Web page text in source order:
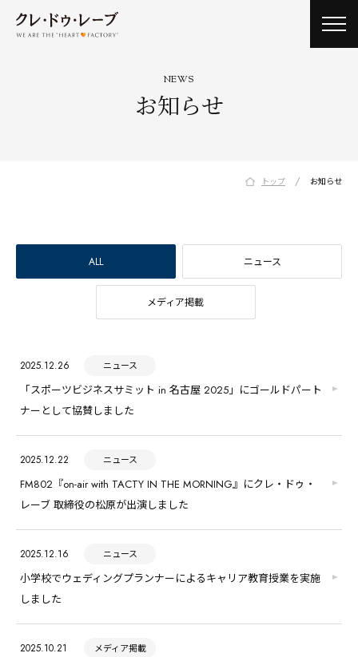
NEWS
お知らせ
トップ / お知らせ
ALL ニュース
メディア掲載
2025.12.26 ニュース
「スポーツビジネスサミット in 名古屋 2025」にゴールドパート
ナーとして協賛しました
2025.12.22 ニュース
FM802『on-air with TACTY IN THE MORNING』にクレ・ドゥ・
レーブ 取締役の松原が出演しました
2025.12.16 ニュース
小学校でウェディングプランナーによるキャリア教育授業を実施
しました
2025.10.21 メディア掲載